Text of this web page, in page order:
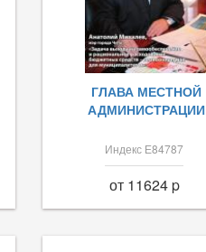
ГЛАВА МЕСТНОЙ
АДМИНИСТРАЦИИ
Индекс Е84787
от 11624 p